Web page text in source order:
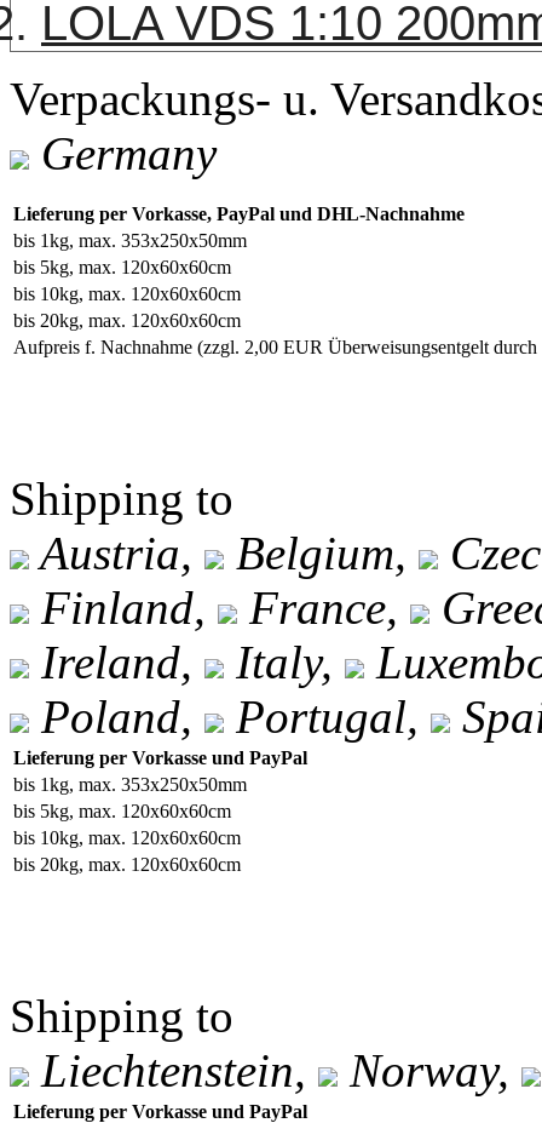
LOLA VDS 1:10
Verpackungs- u.
Germany
Lieferung per Vorkasse, PayPal und DHL-Nachnahme
bis 1kg, max. 353x250x50mm
bis 5kg, max. 120x60x60cm
bis 10kg, max. 120x60x60cm
bis 20kg, max. 120x60x60cm
Aufpreis f. Nachnahme (zzgl. 2,00 EUR Überweisungsentgelt
Shipping to
Austria,
Belgium,
Finland,
France,
Ireland,
Italy,
Poland,
Portugal,
Lieferung per Vorkasse und PayPal
bis 1kg, max. 353x250x50mm
bis 5kg, max. 120x60x60cm
bis 10kg, max. 120x60x60cm
bis 20kg, max. 120x60x60cm
Shipping to
Liechtenstein,
Norway,
Lieferung per Vorkasse und PayPal